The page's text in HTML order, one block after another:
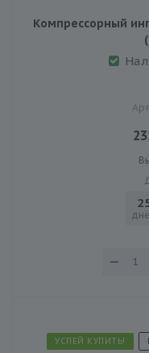
Компрессорный
УСПЕЙ КУПИТЬ!